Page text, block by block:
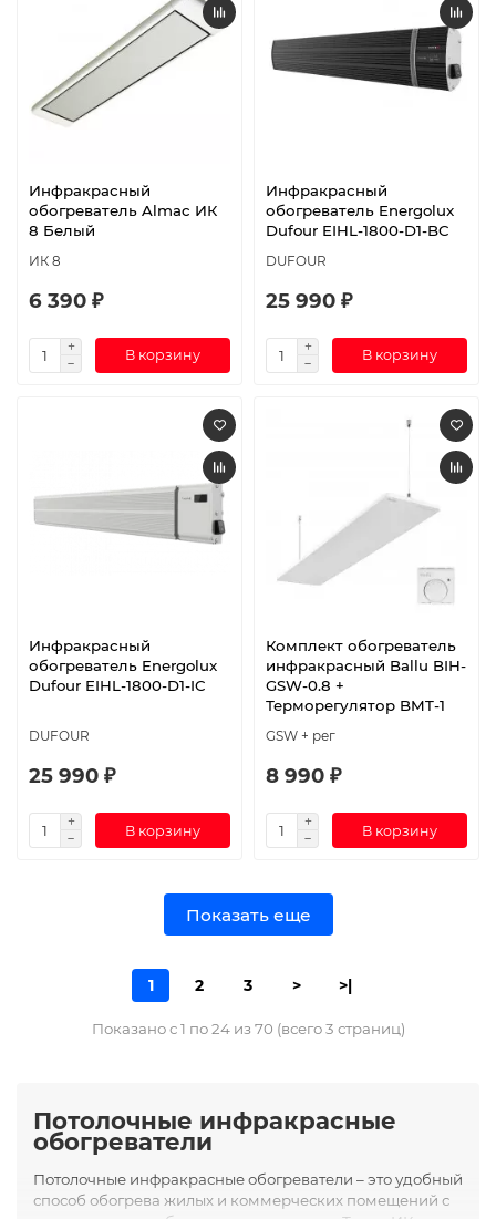
Инфракрасный
обогреватель Almac ИК
8 Белый
ИК 8
6 390 ₽
В корзину
Инфракрасный
обогреватель Energolux
Dufour EIHL-1800-D1-BC
DUFOUR
25 990 ₽
В корзину
Инфракрасный
обогреватель Energolux
Dufour EIHL-1800-D1-IC
DUFOUR
25 990 ₽
В корзину
Комплект обогреватель
инфракрасный Ballu BIH-
GSW-0.8 +
Терморегулятор BMT-1
GSW + рег
8 990 ₽
В корзину
Показать еще
1 2 3 > >|
Показано с 1 по 24 из 70 (всего 3 страниц)
Потолочные инфракрасные
обогреватели
Потолочные инфракрасные обогреватели – это удобный
способ обогрева жилых и коммерческих помещений с